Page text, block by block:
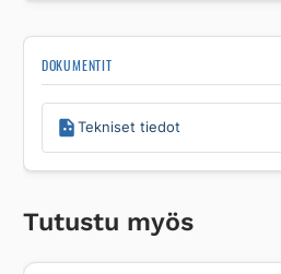
DOKUMENTIT
Tekniset tiedot
Tutustu myös